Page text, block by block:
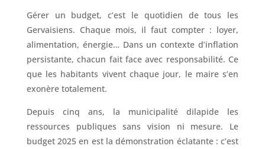
Gérer un budget, c’est le quotidien de tous les
Gervaisiens. Chaque mois, il faut compter : loyer,
alimentation, énergie… Dans un contexte d’inflation
persistante, chacun fait face avec responsabilité. Ce
que les habitants vivent chaque jour, le maire s’en
exonère totalement.
Depuis cinq ans, la municipalité dilapide les
ressources publiques sans vision ni mesure. Le
budget 2025 en est la démonstration éclatante : c’est